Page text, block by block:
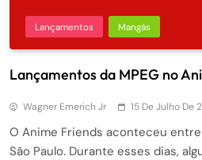
Lançamentos Mangás
Lançamentos da MPEG no
Wagner Emerich Jr 15 De Julho De
O Anime Friends aconteceu
São Paulo. Durante esses dias,